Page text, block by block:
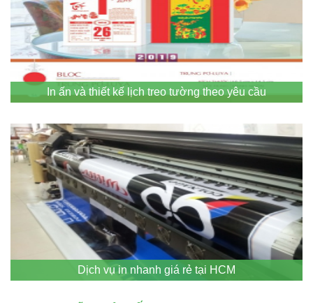
In ấn và thiết kế lịch treo tường theo yêu cầu
Dịch vụ in nhanh giá rẻ tại HCM